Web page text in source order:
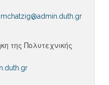
mchatzig@admin.duth.gr
της Πολυτεχνικής